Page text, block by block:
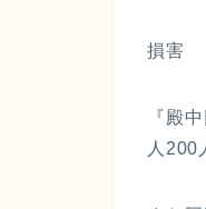
損害
『殿
人200